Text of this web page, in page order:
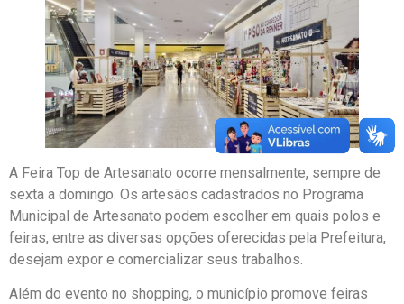
A Feira Top de Artesanato ocorre mensalmente, sempre de
sexta a domingo. Os artesãos cadastrados no Programa
Municipal de Artesanato podem escolher em quais polos e
feiras, entre as diversas opções oferecidas pela Prefeitura,
desejam expor e comercializar seus trabalhos.
Além do evento no shopping, o município promove feiras